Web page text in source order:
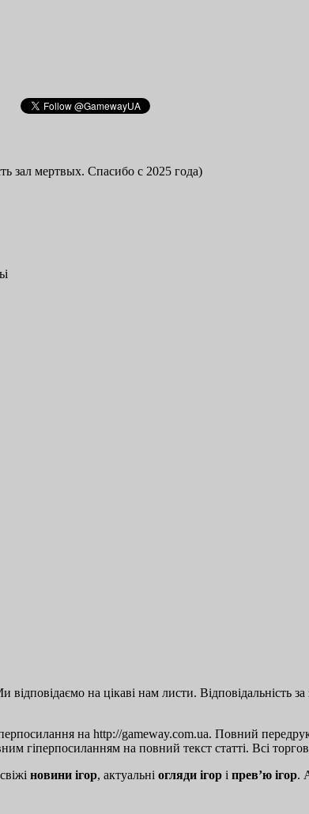
зал мертвых. Спасибо с 2025 года)
на цікаві нам листи. Відповідальність
на http://gameway.com.ua. Повний
гіперпосиланням на повний текст статті. Всі
новини ігор, актуальні огляди ігор і прев’ю ігор.